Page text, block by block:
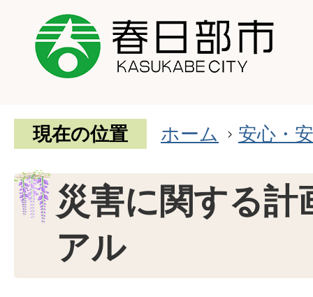
現在の位置 ホーム 安心・
災害に関する計
アル